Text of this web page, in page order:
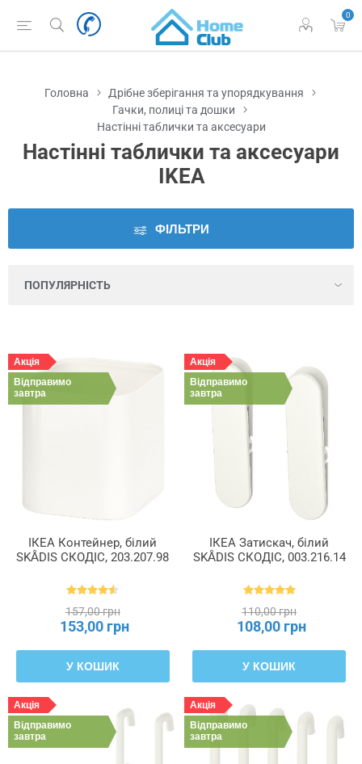
0
Наявність
Ціна
Серія
Висота
Довжина
упаковці
глибина
Максимальне
навантаження/
гачок
Ширина
Головна
Дрібне зберігання та упорядкування
Гачки, полиці та дошки
Настінні таблички та аксесуари
Настінні таблички та аксесуари
IKEA
ФІЛЬТРИ
Акція
Відправимо
завтра
ІКЕА Контейнер, білий
SKÅDIS СКОДІС, 203.207.98
157,00 грн
153,00 грн
У КОШИК
Акція
Відправимо
завтра
ІКЕА Затискач, білий
SKÅDIS СКОДІС, 003.216.14
110,00 грн
108,00 грн
У КОШИК
Акція
Відправимо
завтра
Акція
Відправимо
завтра